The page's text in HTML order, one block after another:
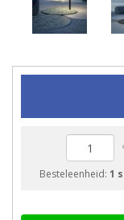
Besteleenheid:1